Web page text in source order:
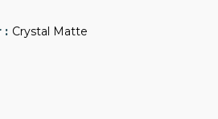
Crystal Matte